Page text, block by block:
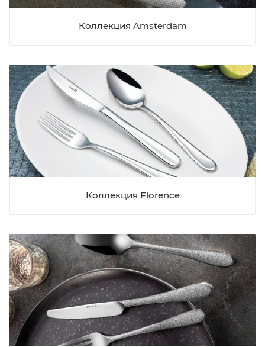
Коллекция Amsterdam
Коллекция Florence